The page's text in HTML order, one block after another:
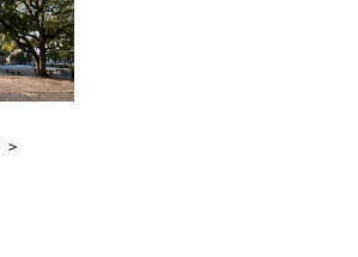
>